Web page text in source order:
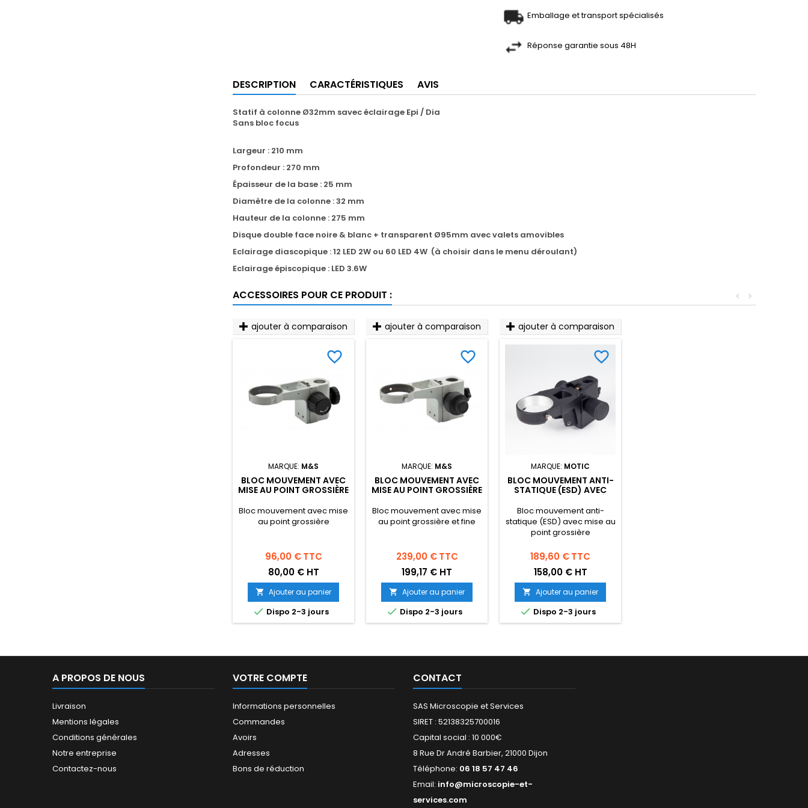
Emballage et transport spécialisés
Réponse garantie sous 48H
DESCRIPTION CARACTÉRISTIQUES AVIS
Statif à colonne Ø32mm savec éclairage Epi / Dia
Sans bloc focus
Largeur : 210 mm
Profondeur : 270 mm
Épaisseur de la base : 25 mm
Diamètre de la colonne : 32 mm
Hauteur de la colonne : 275 mm
Disque double face noire & blanc + transparent Ø95mm avec valets amovibles
Eclairage diascopique : 12 LED 2W ou 60 LED 4W (à choisir dans le menu déroulant)
Eclairage épiscopique : LED 3.6W
ACCESSOIRES POUR CE PRODUIT : >
<
ajouter à comparaison
MARQUE: M&S
BLOC MOUVEMENT AVEC
MISE AU POINT GROSSIÈRE
favorite_border
Bloc mouvement avec mise
au point grossière
Prix
96,00 € TTC
80,00 € HT
 Ajouter au panier
 Dispo 2-3 jours
ajouter à comparaison
MARQUE: M&S
BLOC MOUVEMENT AVEC
MISE AU POINT GROSSIÈRE
favorite_border
Bloc mouvement avec mise
au point grossière et fine
Prix
239,00 € TTC
199,17 € HT
 Ajouter au panier
 Dispo 2-3 jours
ajouter à comparaison
MARQUE: MOTIC
BLOC MOUVEMENT ANTI-
STATIQUE (ESD) AVEC
favorite_border
Bloc mouvement anti-
statique (ESD) avec mise au
point grossière
Prix
189,60 €TTC
158,00 € HT
 Ajouter au panier
 Dispo 2-3 jours
A PROPOS DE NOUS
Livraison
Mentions légales
Conditions générales
Notre entreprise
Contactez-nous
VOTRE COMPTE
Informations personnelles
Commandes
Avoirs
Adresses
Bons de réduction
CONTACT
SAS Microscopie et Services
SIRET : 52138325700016
Capital social : 10 000€
8 Rue Dr André Barbier, 21000 Dijon
Téléphone: 06 18 57 47 46
Email: info@microscopie-et-
services.com